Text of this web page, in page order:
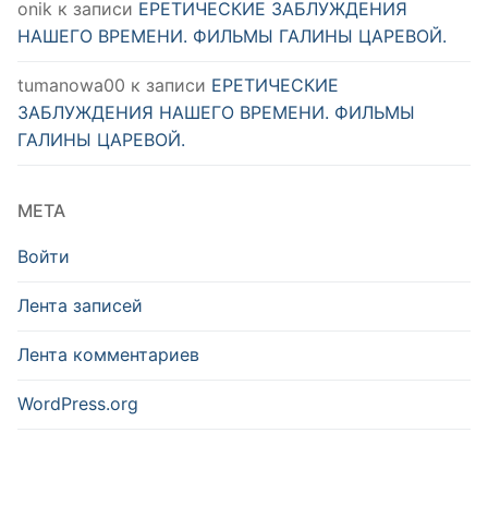
onik к записи ЕРЕТИЧЕСКИЕ ЗАБЛУЖДЕНИЯ
НАШЕГО ВРЕМЕНИ. ФИЛЬМЫ ГАЛИНЫ ЦАРЕВОЙ.
tumanowa00 к записи ЕРЕТИЧЕСКИЕ
ЗАБЛУЖДЕНИЯ НАШЕГО ВРЕМЕНИ. ФИЛЬМЫ
ГАЛИНЫ ЦАРЕВОЙ.
МЕТА
Войти
Лента записей
Лента комментариев
WordPress.org